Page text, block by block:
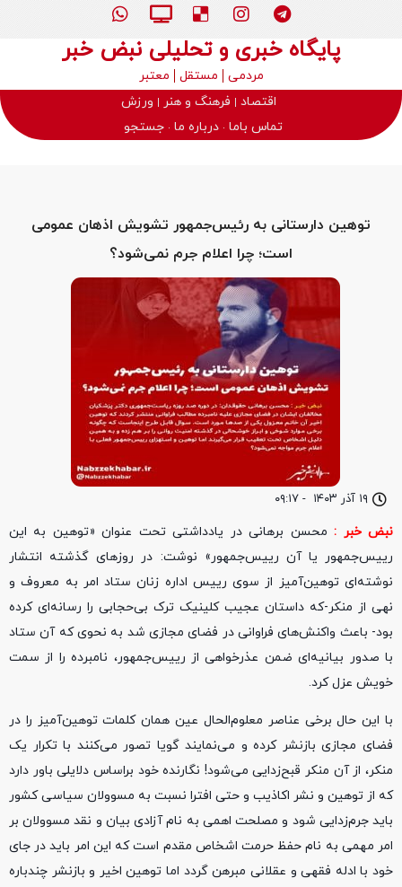
پایگاه خبری و تحلیلی نبض خبر
مردمی مستقل
معتبر
اقتصاد
فرهنگ و هنر
ورزش
تماس باما درباره ما جستجو
۱۹ آذر ۱۴۰۳ - ۰۹:۱۷
توهین دارستانی به رئیس‌جمهور تشویش اذهان عمومی
است؛ چرا اعلام جرم نمی‌شود؟
نبض خبر :محسن برهانی در یادداشتی تحت عنوان «توهین به این
رییس‌جمهور یا آن رییس‌جمهور» نوشت: در روزهای گذشته انتشار
نوشته‌ای توهین‌آمیز از سوی رییس اداره زنان ستاد امر به معروف و
نهی از منکر-که داستان عجیب کلینیک ترک بی‌حجابی را رسانه‌ای کرده
بود- باعث واکنش‌های فراوانی در فضای مجازی شد به نحوی که آن ستاد
با صدور بیانیه‌ای ضمن عذرخواهی از رییس‌جمهور، نامبرده را از سمت
خویش عزل کرد.
با این حال برخی عناصر معلوم‌الحال عین همان کلمات توهین‌آمیز را در
فضای مجازی بازنشر کرده و می‌نمایند گویا تصور می‌کنند با تکرار یک
منکر، از آن منکر قبح‌زدایی می‌شود! نگارنده خود براساس دلایلی باور دارد
که از توهین و نشر اکاذیب و حتی افترا نسبت به مسوولان سیاسی کشور
باید جرم‌زدایی شود و مصلحت اهمی به نام آزادی بیان و نقد مسوولان بر
امر مهمی به نام حفظ حرمت اشخاص مقدم است که این امر باید در جای
خود با ادله فقهی و عقلانی مبرهن گردد اما توهین اخیر و بازنشر چندباره